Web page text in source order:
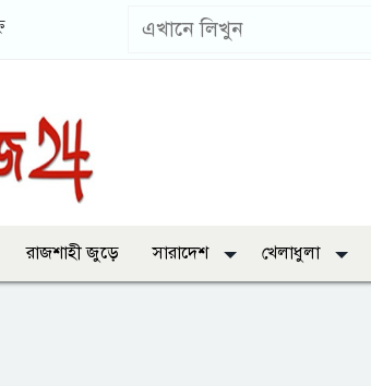
রাজশাহী জুড়ে সারাদেশ খেলাধুলা